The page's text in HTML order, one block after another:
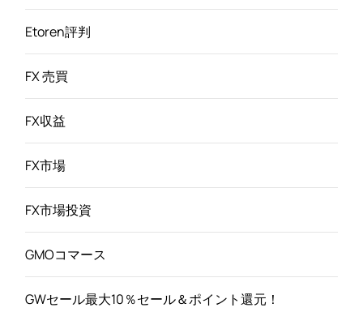
Etoren評判
FX 売買
FX収益
FX市場
FX市場投資
GMOコマース
GWセール最大10％セール＆ポイント還元！